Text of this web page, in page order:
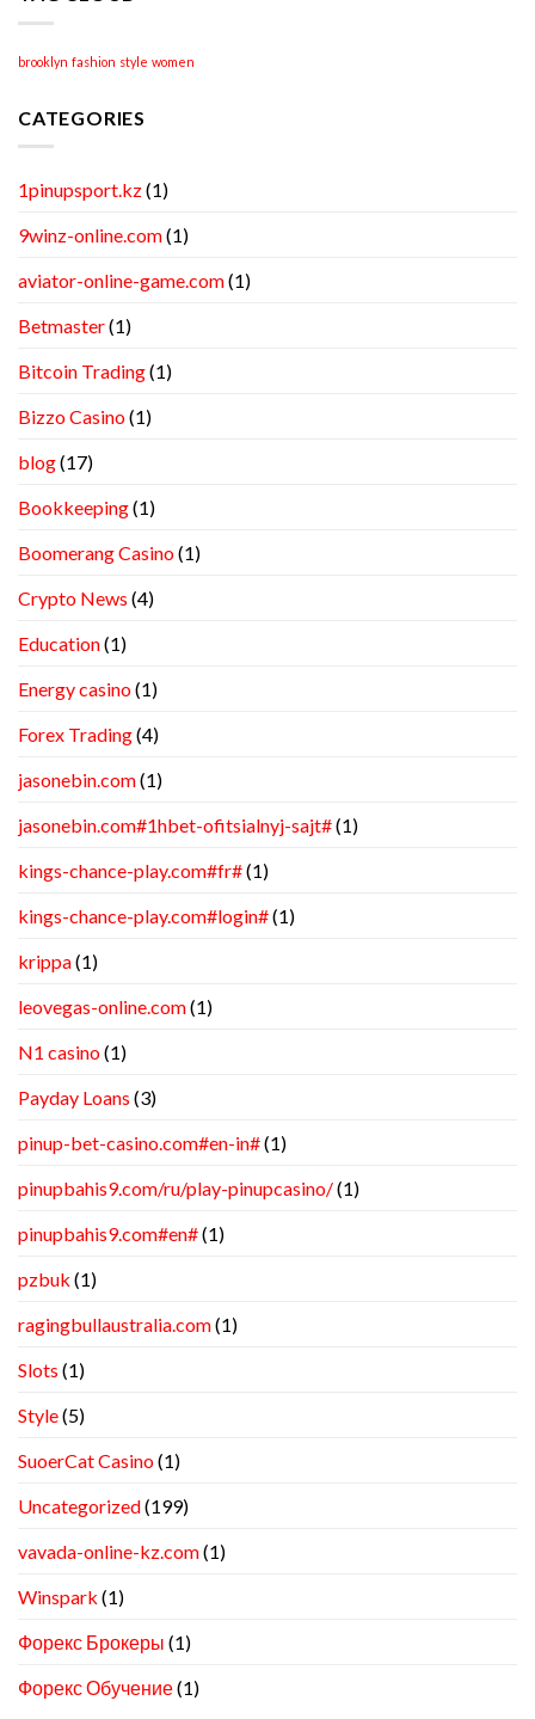
brooklyn fashion style women
CATEGORIES
1pinupsport.kz(1)
9winz-online.com(1)
aviator-online-game.com(1)
Betmaster(1)
Bitcoin Trading(1)
Bizzo Casino(1)
blog(17)
Bookkeeping(1)
Boomerang Casino(1)
Crypto News (4)
Education(1)
Energy casino(1)
Forex Trading(4)
jasonebin.com(1)
jasonebin.com#1hbet-ofitsialnyj-sajt#(1)
kings-chance-play.com#fr#(1)
kings-chance-play.com#login#(1)
krippa(1)
leovegas-online.com(1)
N1 casino(1)
Payday Loans (3)
pinup-bet-casino.com#en-in#(1)
pinupbahis9.com/ru/play-pinupcasino/(1)
pinupbahis9.com#en#(1)
pzbuk (1)
ragingbullaustralia.com(1)
Slots (1)
Style(5)
SuoerCat Casino(1)
Uncategorized(199)
vavada-online-kz.com(1)
Winspark (1)
Форекс Брокеры (1)
Форекс Обучение(1)